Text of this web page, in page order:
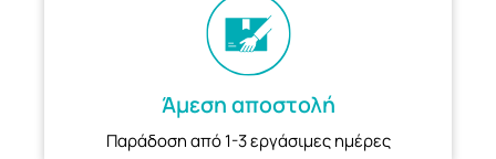
Άμεση αποστολή
Παράδοση από 1-3 εργάσιμες ημέρες